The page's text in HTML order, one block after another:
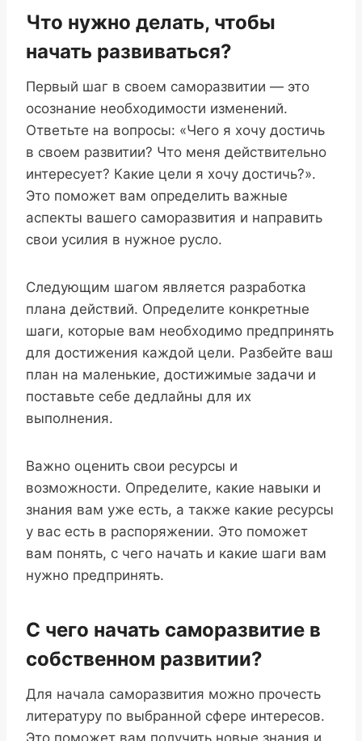
Что нужно делать, чтобы
начать развиваться?
Первый шаг в своем саморазвитии — это
осознание необходимости изменений.
Ответьте на вопросы: «Чего я хочу достичь
в своем развитии? Что меня действительно
интересует? Какие цели я хочу достичь?».
Это поможет вам определить важные
аспекты вашего саморазвития и направить
свои усилия в нужное русло.
Следующим шагом является разработка
плана действий. Определите конкретные
шаги, которые вам необходимо предпринять
для достижения каждой цели. Разбейте ваш
план на маленькие, достижимые задачи и
поставьте себе дедлайны для их
выполнения.
Важно оценить свои ресурсы и
возможности. Определите, какие навыки и
знания вам уже есть, а также какие ресурсы
у вас есть в распоряжении. Это поможет
вам понять, с чего начать и какие шаги вам
нужно предпринять.
С чего начать саморазвитие в
собственном развитии?
Для начала саморазвития можно прочесть
литературу по выбранной сфере интересов.
Это поможет вам получить новые знания и